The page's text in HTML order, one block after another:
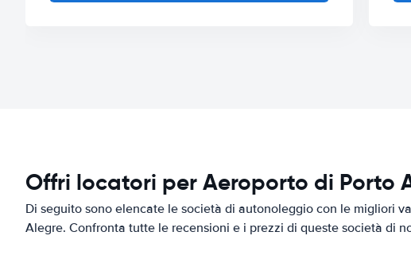
Offri locatori per Aeroporto di Porto
Di seguito sono elencate le società di autonoleggio con le migliori
Alegre. Confronta tutte le recensioni e i prezzi di queste società di